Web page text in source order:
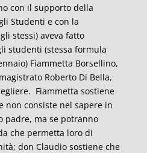
con il supporto della
Studenti e con la
stessi) aveva fatto
studenti (stessa formula
Fiammetta Borsellino,
Roberto Di Bella,
Fiammetta sostiene
non consiste nel sapere in
padre, ma se potranno
che permetta loro di
don Claudio sostiene che